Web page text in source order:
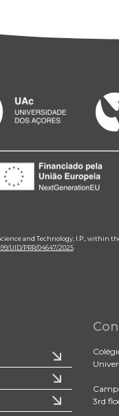
and Technology, I.P., within
UID/PRR/04647/2025
3rd